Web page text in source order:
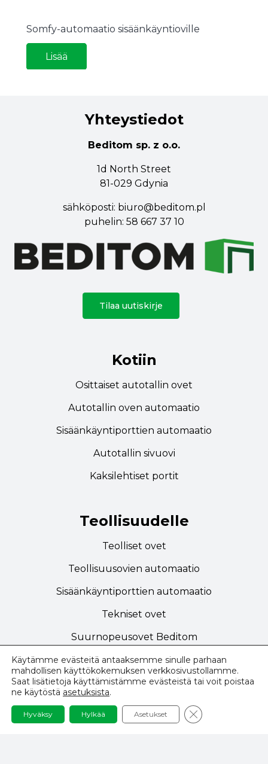
Somfy-automaatio sisäänkäyntioville
Lisää
Yhteystiedot
Beditom sp. z o.o.
1d North Street
81-029 Gdynia
sähköposti: biuro@beditom.pl
puhelin: 58 667 37 10
Tilaa uutiskirje
Kotiin
Osittaiset autotallin ovet
Autotallin oven automaatio
Sisäänkäyntiporttien automaatio
Autotallin sivuovi
Kaksilehtiset portit
Teollisuudelle
Teolliset ovet
Teollisuusovien automaatio
Sisäänkäyntiporttien automaatio
Tekniset ovet
Suurnopeusovet Beditom
Navigointi
Tietosuojakäytäntö
Käytämme evästeitä antaaksemme sinulle parhaan
mahdollisen käyttökokemuksen verkkosivustollamme.
Saat lisätietoja käyttämistämme evästeistä tai voit poistaa
ne käytöstä asetuksista.
Hyväksy Hylkää Asetukset Sulje GDPR-